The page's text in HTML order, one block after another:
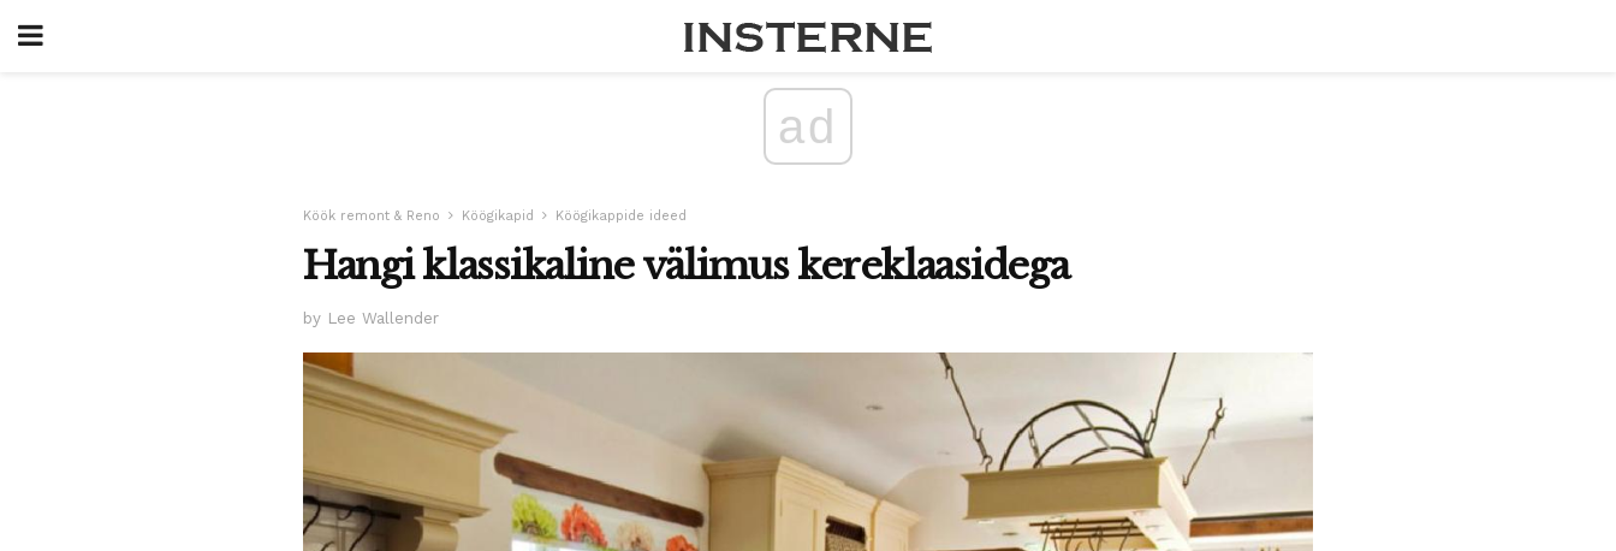
ad
Köök remont & Reno Köögikapid Köögikappide ideed
Hangi klassikaline välimus kereklaasidega
by Lee Wallender